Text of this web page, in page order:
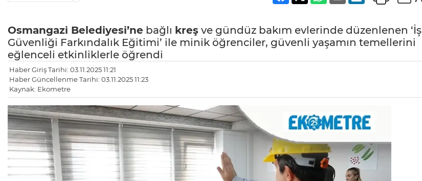
Osmangazi Belediyesi’ne bağlı kreş ve gündüz bakım evlerinde düzenlenen ‘İş
Güvenliği Farkındalık Eğitimi’ ile minik öğrenciler, güvenli yaşamın temellerini
eğlenceli etkinliklerle öğrendi
Haber Giriş Tarihi: 03.11.2025 11:21
Haber Güncellenme Tarihi: 03.11.2025 11:23
Kaynak: Ekometre